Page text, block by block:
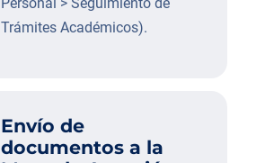
Trámites Académicos).
Envío de
documentos a la